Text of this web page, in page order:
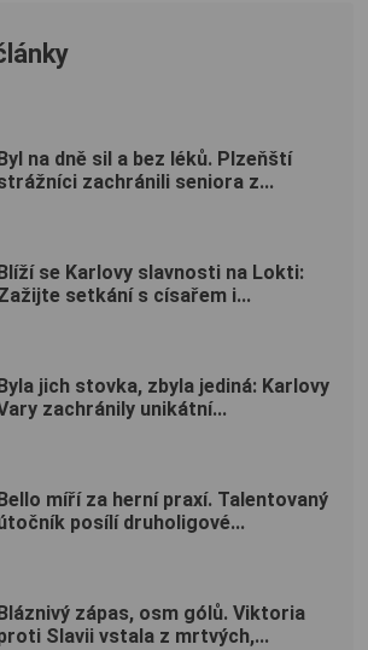
Byl na dně sil a bez léků. Plzeňští
zachránili seniora z...
Blíží se Karlovy slavnosti na Lokti:
setkání s císařem i...
Byla jich stovka, zbyla jediná: Karlovy
zachránily unikátní...
Bello míří za herní praxí. Talentovaný
posílí druholigové...
Bláznivý zápas, osm gólů. Viktoria
Slavii vstala z mrtvých,...